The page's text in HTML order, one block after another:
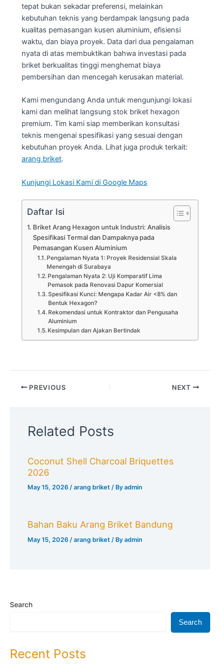
tepat bukan sekadar preferensi, melainkan
kebutuhan teknis yang berdampak langsung pada
kualitas pemasangan kusen aluminium, efisiensi
waktu, dan biaya proyek. Data dari dua pengalaman
nyata di atas membuktikan bahwa investasi pada
briket berkualitas tinggi menghemat biaya
pembersihan dan mencegah kerusakan material.
Kami mengundang Anda untuk mengunjungi lokasi
kami dan melihat langsung stok briket hexagon
premium. Tim kami siap memberikan konsultasi
teknis mengenai spesifikasi yang sesuai dengan
kebutuhan proyek Anda. Lihat juga produk terkait:
arang briket.
Kunjungi Lokasi Kami di Google Maps
Daftar Isi
Briket Arang Hexagon untuk Industri: Analisis
Spesifikasi Termal dan Dampaknya pada
Pemasangan Kusen Aluminium
Pengalaman Nyata 1: Proyek Residensial Skala
Menengah di Surabaya
Pengalaman Nyata 2: Uji Komparatif Lima
Pemasok pada Renovasi Dapur Komersial
Spesifikasi Kunci: Mengapa Kadar Air <8% dan
Bentuk Hexagon?
Rekomendasi untuk Kontraktor dan Pengusaha
Aluminium
Kesimpulan dan Ajakan Bertindak
PREVIOUS NEXT
Related Posts
Coconut Shell Charcoal Briquettes
2026
May 15, 2026/arang briket / Byadmin
Bahan Baku Arang Briket Bandung
May 15, 2026 /arang briket / Byadmin
Search
Search
Recent Posts